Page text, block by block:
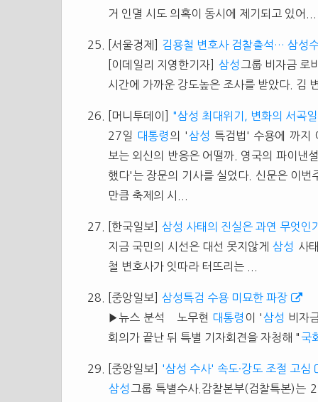
거 인멸 시도 의혹이 동시에 제기되고 있어...
[서울경제]
김용철 변호사 검찰출석… 삼성
[이데일리 지영한기자] 삼성 그룹 비자금 로
시간에 가까운 강도높은 조사를 받았다. 김
[머니투데이]
"삼성 최대위기, 변화의 서곡
27일 대통령 의 '삼성 특검법' 수용에 까지
보는 외신의 반응은 어떨까. 영국의 파이낸
했다'는 장문의 기사를 실었다. 신문은 이번
만큼 축제의 시...
[한국일보] 삼성 사태의 진실은 과연 무엇인
지금 국민의 시선은 대선 못지않게 삼성 사
철 변호사가 잇따라 터뜨리는 ...
[중앙일보] 삼성특검 수용 미묘한 파장
▶뉴스 분석 노무현 대통령 이 '삼성 비자
회의가 끝난 뒤 특별 기자회견을 자청해 " 국
[중앙일보]
'삼성 수사' 속도·강도 조절 고심
삼성 그룹 특별수사.감찰본부(검찰특본)는